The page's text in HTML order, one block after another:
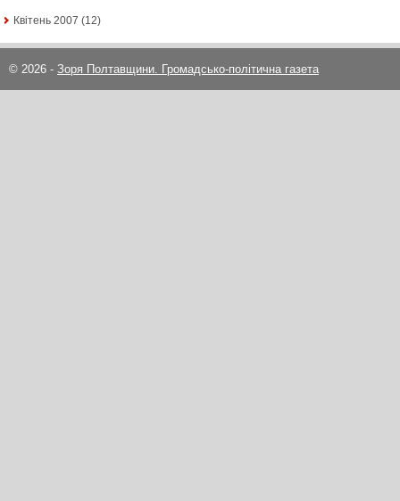
Квітень 2007 (12)
© 2026 - Зоря Полтавщини. Громадсько-політична газета